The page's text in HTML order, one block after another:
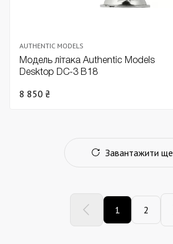
AUTHENTIC MODELS
Модель літака Authentic Models
Desktop DC-3 В18
8 850 ₴
Завантажити ще
1 2